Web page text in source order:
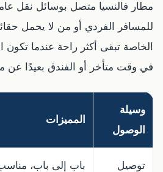
مطار فالنسيا متصل بوسائل نقل
للمسافر الفردي أو من لا يحمل
الخاصة تبقى أكثر راحة عندما تكون
في وقت متأخر أو الفندق بعيدًا عن
وسيلة
الوصول
المميزات
توصيل
باب إلى باب،